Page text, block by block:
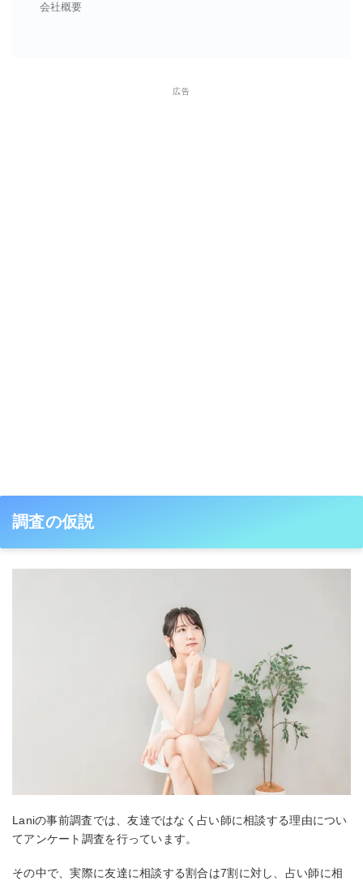
会社概要
広告
調査の仮説
Laniの事前調査では、友達ではなく占い師に相談する理由につい
てアンケート調査を行っています。
その中で、実際に友達に相談する割合は7割に対し、占い師に相